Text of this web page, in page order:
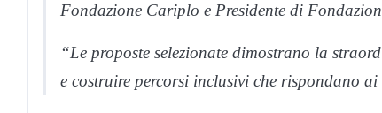
Fondazione Cariplo e Presidente di
“Le proposte selezionate dimostrano la
e costruire percorsi inclusivi che rispondano